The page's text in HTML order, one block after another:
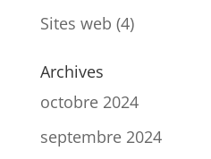
Sites web (4)
Archives
octobre 2024
septembre 2024